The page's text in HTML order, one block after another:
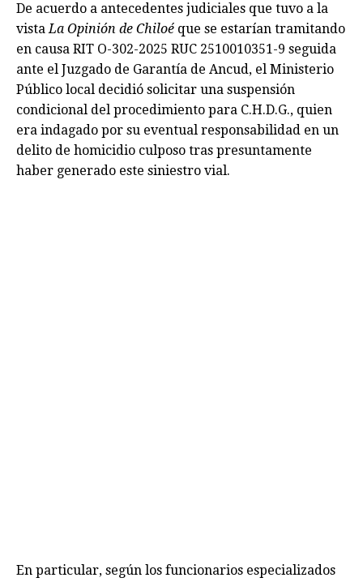
De acuerdo a antecedentes judiciales que tuvo a la
vistaLa Opinión de Chiloé que se estarían tramitando
en causa RIT O-302-2025 RUC 2510010351-9 seguida
ante el Juzgado de Garantía de Ancud, el Ministerio
Público local decidió solicitar una suspensión
condicional del procedimiento para C.H.D.G., quien
era indagado por su eventual responsabilidad en un
delito de homicidio culposo tras presuntamente
haber generado este siniestro vial.
En particular, según los funcionarios especializados